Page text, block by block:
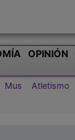
OPINIÓN
Mus
Atletismo